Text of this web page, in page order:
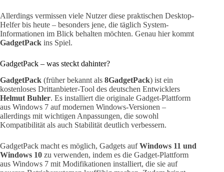
Allerdings vermissen viele Nutzer diese praktischen Desktop-
Helfer bis heute – besonders jene, die täglich System-
Informationen im Blick behalten möchten. Genau hier kommt
GadgetPack ins Spiel.
GadgetPack – was steckt dahinter?
GadgetPack (früher bekannt als 8GadgetPack) ist ein
kostenloses Drittanbieter-Tool des deutschen Entwicklers
Helmut Buhler. Es installiert die originale Gadget-Plattform
aus Windows 7 auf modernen Windows-Versionen –
allerdings mit wichtigen Anpassungen, die sowohl
Kompatibilität als auch Stabilität deutlich verbessern.
GadgetPack macht es möglich, Gadgets aufWindows 11 und
Windows 10 zu verwenden, indem es die Gadget-Plattform
aus Windows 7 mit Modifikationen installiert, die sie auf